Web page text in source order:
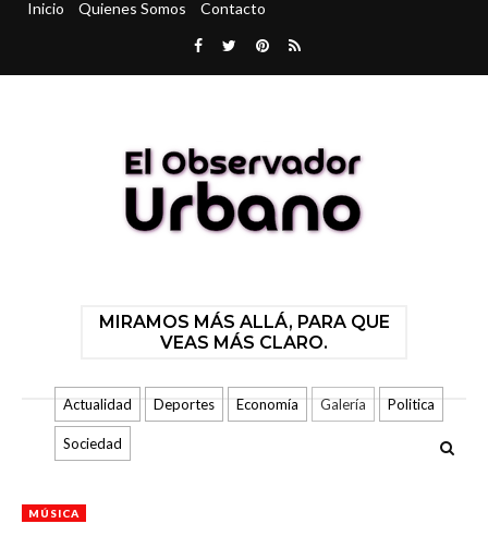
Inicio Quienes Somos Contacto
MIRAMOS MÁS ALLÁ, PARA QUE
VEAS MÁS CLARO.
Actualidad Deportes Economía Galería Politica
Sociedad
MÚSICA